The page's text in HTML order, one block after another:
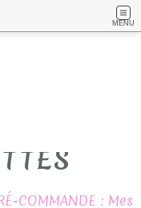
MENU
COMMANDE : Mes